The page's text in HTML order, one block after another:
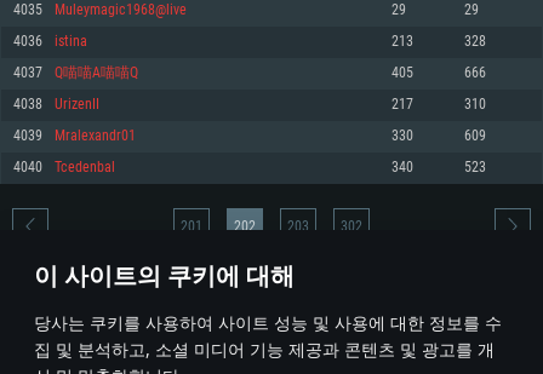
이 사이트의 쿠키에 대해
당사는 쿠키를 사용하여 사이트 성능 및 사용에 대한 정보를 수
집 및 분석하고, 소셜 미디어 기능 제공과 콘텐츠 및 광고를 개
권장 사양
570 혹은 그 이상
여유 저장 공간: 62.2 GB (전체 클라이언트)
권장 사양
네트워크: 브로드밴드 인터넷
여유 저장 공간: 62.2 GB (전체 클라이언트)
권장 사양
운영체제: Ubuntu 20.04 64bit
프로세서: Intel Core i7
메모리: 16 GB
그래픽 카드: Vulkan 을 지원하고, 최신 그래픽 드라이버를 지원하는 NVIDIA
1060 (6개월 미만) 혹은 그와 동급의 성능을 가지며 최신 그래픽 드라이버를
지원하는 AMD RX 570 (6개월 미만; 최소사양 지원 해상도 720p) 이상
여유 저장 공간: 62.2 GB (전체 클라이언트)
4035 Muleymagic1968@live 29 29
4036 istina 213 328
4037 Q喵喵A喵喵Q 405 666
4038 UrizenII 217 310
4039 Mralexandr01 330 609
4040 Tcedenbal 340 523
* 순위표는 매일 1회 갱신됩니다
201 202 203 302